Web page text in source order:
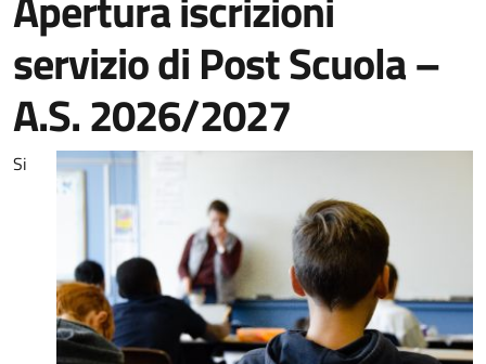
servizio di Post Scuola –
A.S. 2026/2027
Si